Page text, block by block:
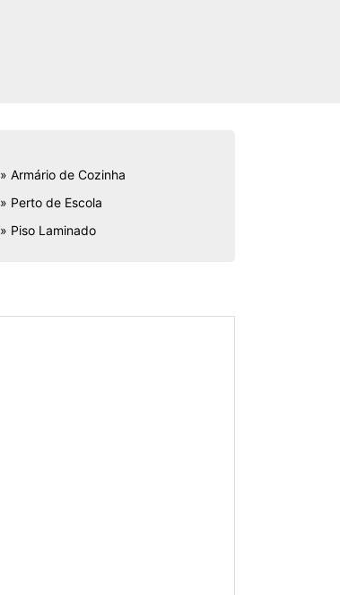
» Armário de Cozinha
» Perto de Escola
» Piso Laminado